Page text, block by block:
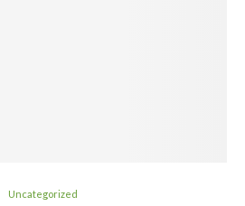
Uncategorized